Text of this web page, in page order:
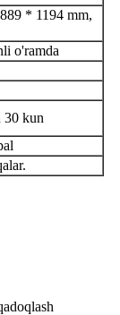
* 1194 mm,
o'ramda
30 kun